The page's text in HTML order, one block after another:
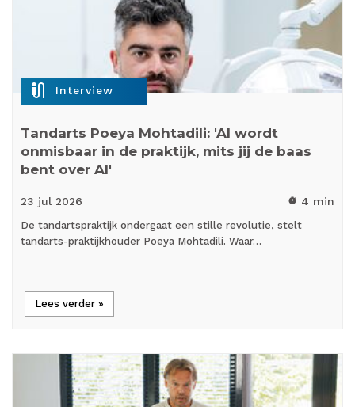
mic_external_on Interview
Tandarts Poeya Mohtadili: 'AI wordt
onmisbaar in de praktijk, mits jij de baas
bent over AI'
23 jul 2026 timer 4 min
De tandartspraktijk ondergaat een stille revolutie, stelt
tandarts-praktijkhouder Poeya Mohtadili. Waar…
Lees verder »